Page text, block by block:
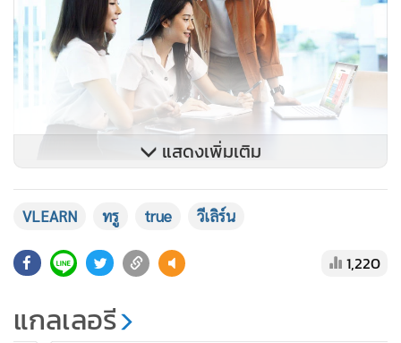
เหมาะสำหรับสถาบันการศึกษาทุกระดับ ทั้งมหาวิทยาลัย
ในการบริหารสถาบันการศึกษา และใช้จัดการเรียนการสอน
แสดงเพิ่มเติม
VLEARN ทรู true วีเลิร์น
1,220
แกลเลอรี